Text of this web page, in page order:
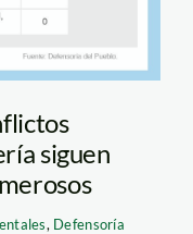
siguen
, Defensoría